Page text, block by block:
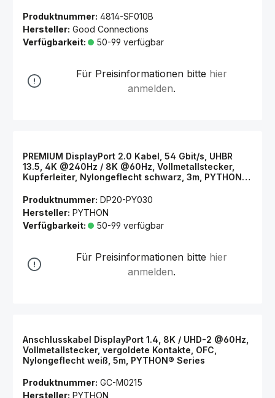
Produktnummer: 4814-SF010B
Hersteller: Good Connections
Verfügbarkeit:
50-99 verfügbar
Für Preisinformationen bitte hier
anmelden.
PREMIUM DisplayPort 2.0 Kabel, 54 Gbit/s, UHBR
13.5, 4K @240Hz / 8K @60Hz, Vollmetallstecker,
Kupferleiter, Nylongeflecht schwarz, 3m, PYTHON®
Produktnummer: DP20-PY030
Hersteller: PYTHON
Verfügbarkeit:
50-99 verfügbar
Für Preisinformationen bitte hier
anmelden.
Anschlusskabel DisplayPort 1.4, 8K / UHD-2 @60Hz,
Vollmetallstecker, vergoldete Kontakte, OFC,
Nylongeflecht weiß, 5m, PYTHON® Series
Produktnummer: GC-M0215
Hersteller: PYTHON